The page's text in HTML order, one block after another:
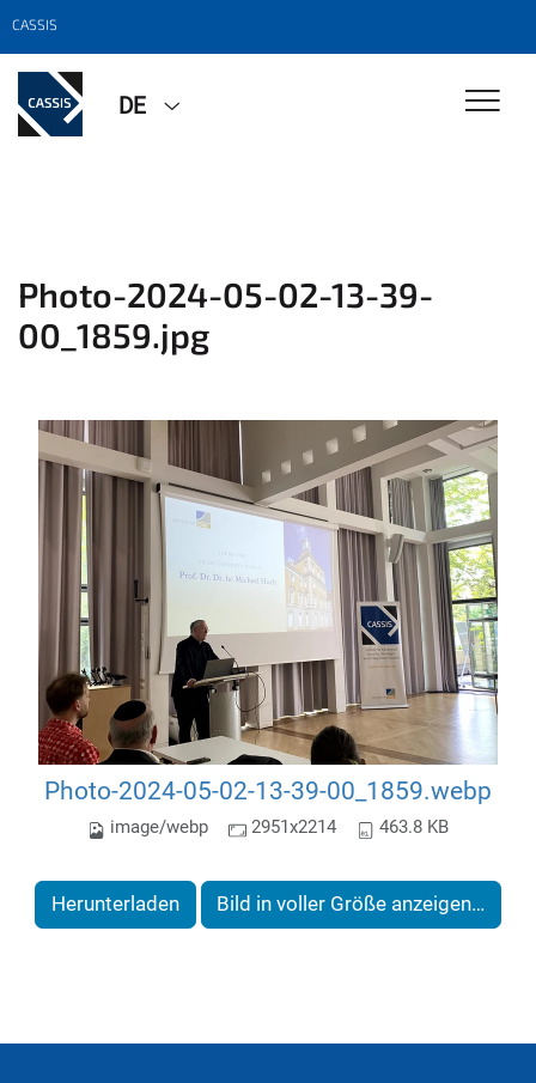
CASSIS
DE
Photo-2024-05-02-13-39-
00_1859.jpg
Photo-2024-05-02-13-39-00_1859.webp
image/webp 2951x2214 463.8 KB
Herunterladen Bild in voller Größe anzeigen…